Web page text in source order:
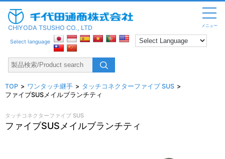
メニュー
CHIYODA TSUSHO CO., LTD
Select language
TOP ワンタッチ継手
タッチコネクターファイブ SUS
ファイブSUSメイルブランチティ
タッチコネクターファイブ SUS
ファイブSUSメイルブランチティ